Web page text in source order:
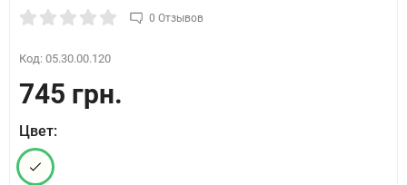
0 Отзывов
Код: 05.30.00.120
745 грн.
Цвет: